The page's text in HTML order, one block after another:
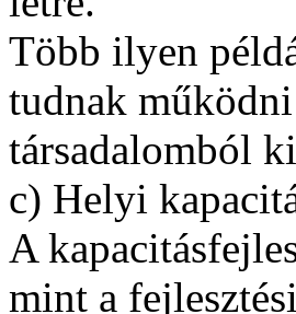
Több ilyen
tudnak
társadalomból
c) Helyi
A
mint a